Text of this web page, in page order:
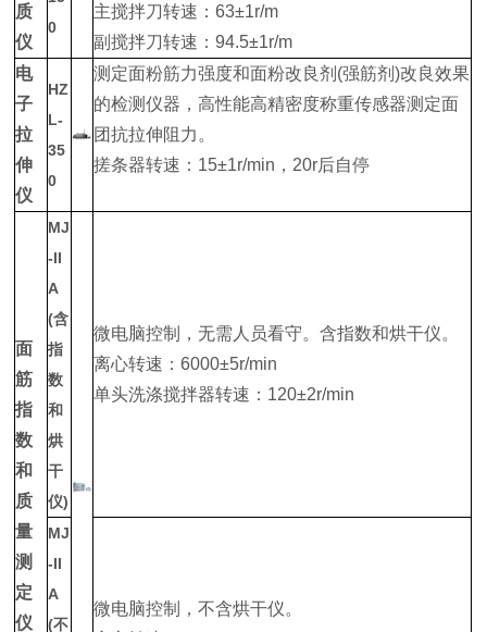
质
仪
0
主搅拌刀转速：63±1r/m
副搅拌刀转速：94.5±1r/m
电
子
拉
伸
仪
HZ
L-
35
0
测定面粉筋力强度和面粉改良剂(强筋剂)改良效果
的检测仪器，高性能高精密度称重传感器测定面
团抗拉伸阻力。
搓条器转速：15±1r/min，20r后自停
面
筋
指
数
和
质
量
测
定
仪
MJ
-II
A
(含
指
数
和
烘
干
仪)
微电脑控制，无需人员看守。含指数和烘干仪。
离心转速：6000±5r/min
单头洗涤搅拌器转速：120±2r/min
MJ
-II
A
(不
微电脑控制，不含烘干仪。